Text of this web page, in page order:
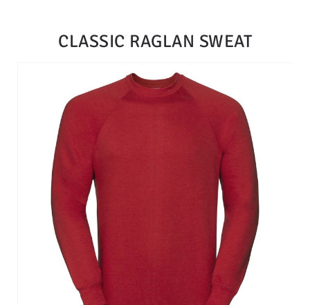
CLASSIC RAGLAN SWEAT